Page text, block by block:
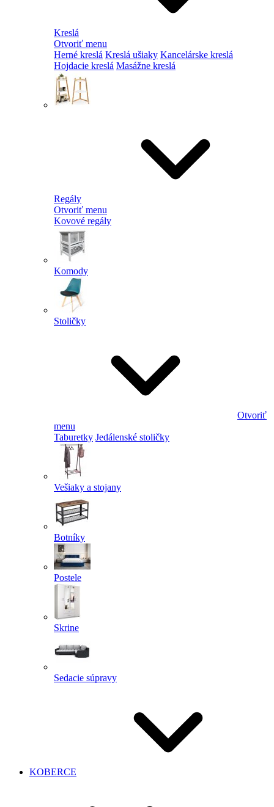
Kreslá
Otvoriť menu
Herné kreslá Kreslá ušiaky Kancelárske kreslá
Hojdacie kreslá Masážne kreslá
Regály
Otvoriť menu
Kovové regály
Komody
Stoličky
Otvoriť
menu
Taburetky Jedálenské stoličky
Vešiaky a stojany
Botníky
Postele
Skrine
Sedacie súpravy
KOBERCE